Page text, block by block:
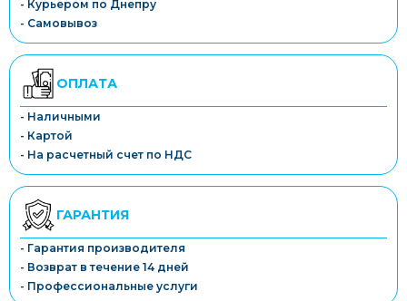
- Курьером по Днепру
- Самовывоз
ОПЛАТА
- Наличными
- Картой
- На расчетный счет по НДС
ГАРАНТИЯ
- Гарантия производителя
- Возврат в течение 14 дней
- Профессиональные услуги